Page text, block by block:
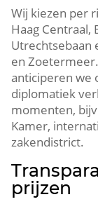
Wij kiezen per
Haag Centraal,
Utrechtsebaan
en
anticiperen we
diplomatiek
momenten,
Kamer,
zakendistrict.
prijzen